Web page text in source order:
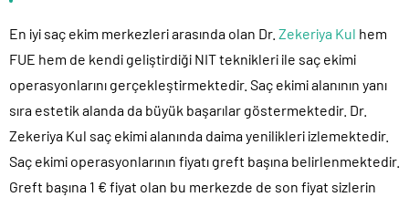
En iyi saç ekim merkezleri arasında olan Dr. Zekeriya Kul hem
FUE hem de kendi geliştirdiği NIT teknikleri ile saç ekimi
operasyonlarını gerçekleştirmektedir. Saç ekimi alanının yanı
sıra estetik alanda da büyük başarılar göstermektedir. Dr.
Zekeriya Kul saç ekimi alanında daima yenilikleri izlemektedir.
Saç ekimi operasyonlarının fiyatı greft başına belirlenmektedir.
Greft başına 1 € fiyat olan bu merkezde de son fiyat sizlerin